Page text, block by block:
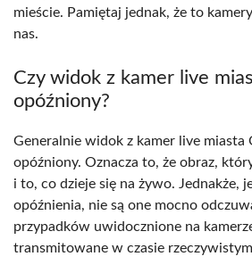
mieście. Pamiętaj jednak, że to
nas.
Czy widok z kamer live
opóźniony?
Generalnie widok z kamer live miasta
opóźniony. Oznacza to, że obraz,
i to, co dzieje się na żywo. Jednakże,
opóźnienia, nie są one mocno
przypadków uwidocznione na
transmitowane w czasie